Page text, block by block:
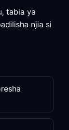
tabia ya
njia si